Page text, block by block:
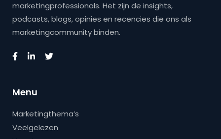
marketingprofessionals. Het zijn de insights,
podcasts, blogs, opinies en recencies die ons als
marketingcommunity binden.
Menu
Marketingthema’s
Veelgelezen